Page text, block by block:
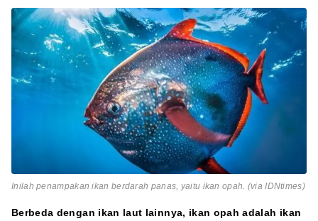
Inilah penampakan ikan berdarah panas, yaitu ikan opah. (via IDNtimes)
Berbeda dengan ikan laut lainnya, ikan opah adalah ikan